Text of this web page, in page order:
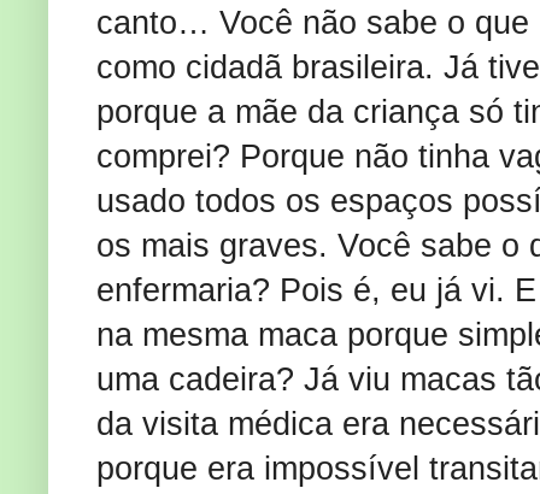
canto… Você não sabe o que
como cidadã brasileira. Já
porque a mãe da criança só
comprei? Porque não tinha
usado todos os espaços
os mais graves. Você sabe o
enfermaria? Pois é, eu já vi.
na mesma maca porque
uma cadeira? Já viu macas
da visita médica era
porque era impossível